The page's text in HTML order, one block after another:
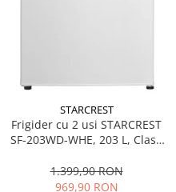
STARCREST
Frigider cu 2 usi STARCREST
SF-203WD-WHE, 203 L, Clasa
Termostat Ajustabil, Usi
reversibile, H 145 cm, Alb
1.399,90 RON
969,90 RON